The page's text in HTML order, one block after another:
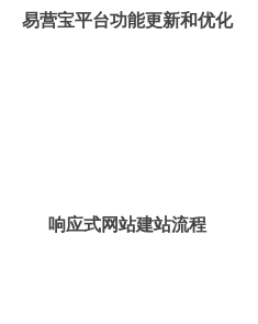
易营宝平台功能更新和优化
响应式网站建站流程